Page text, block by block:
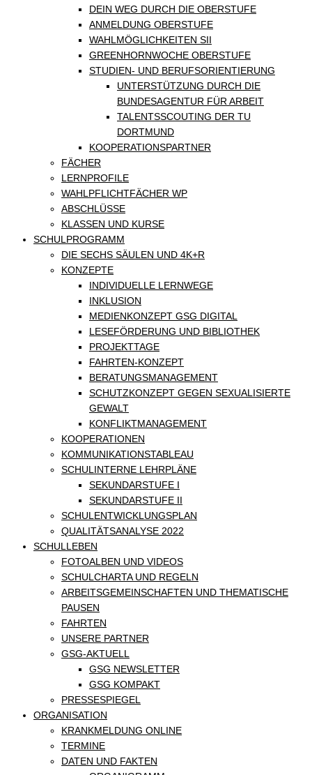
DEIN WEG DURCH DIE OBERSTUFE
ANMELDUNG OBERSTUFE
WAHLMÖGLICHKEITEN SII
GREENHORNWOCHE OBERSTUFE
STUDIEN- UND BERUFSORIENTIERUNG
UNTERSTÜTZUNG DURCH DIE
BUNDESAGENTUR FÜR ARBEIT
TALENTSSCOUTING DER TU
DORTMUND
KOOPERATIONSPARTNER
FÄCHER
LERNPROFILE
WAHLPFLICHTFÄCHER WP
ABSCHLÜSSE
KLASSEN UND KURSE
SCHULPROGRAMM
DIE SECHS SÄULEN UND 4K+R
KONZEPTE
INDIVIDUELLE LERNWEGE
INKLUSION
MEDIENKONZEPT GSG DIGITAL
LESEFÖRDERUNG UND BIBLIOTHEK
PROJEKTTAGE
FAHRTEN-KONZEPT
BERATUNGSMANAGEMENT
SCHUTZKONZEPT GEGEN SEXUALISIERTE
GEWALT
KONFLIKTMANAGEMENT
KOOPERATIONEN
KOMMUNIKATIONSTABLEAU
SCHULINTERNE LEHRPLÄNE
SEKUNDARSTUFE I
SEKUNDARSTUFE II
SCHULENTWICKLUNGSPLAN
QUALITÄTSANALYSE 2022
SCHULLEBEN
FOTOALBEN UND VIDEOS
SCHULCHARTA UND REGELN
ARBEITSGEMEINSCHAFTEN UND THEMATISCHE
PAUSEN
FAHRTEN
UNSERE PARTNER
GSG-AKTUELL
GSG NEWSLETTER
GSG KOMPAKT
PRESSESPIEGEL
ORGANISATION
KRANKMELDUNG ONLINE
TERMINE
DATEN UND FAKTEN